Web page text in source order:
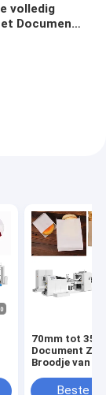
volledig
Document
70mm tot
Document
Broodje van de
het Voeden
Beste